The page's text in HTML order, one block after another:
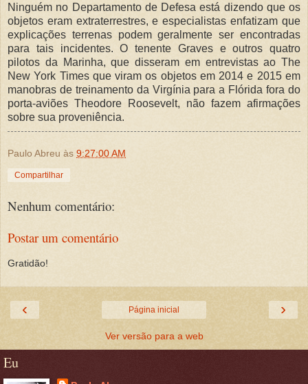
Ninguém no Departamento de Defesa está dizendo que os
objetos eram extraterrestres, e especialistas enfatizam que
explicações terrenas podem geralmente ser encontradas
para tais incidentes. O tenente Graves e outros quatro
pilotos da Marinha, que disseram em entrevistas ao The
New York Times que viram os objetos em 2014 e 2015 em
manobras de treinamento da Virgínia para a Flórida fora do
porta-aviões Theodore Roosevelt, não fazem afirmações
sobre sua proveniência.
Paulo Abreu às 9:27:00 AM
Compartilhar
Nenhum comentário:
Postar um comentário
Gratidão!
‹ ›
Página inicial
Ver versão para a web
Eu